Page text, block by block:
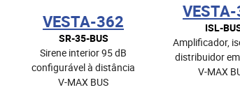
VESTA-362
SR-35-BUS
Sirene interior 95 dB
configurável à distância
V-MAX BUS
ISL-
Amplificador,
distribuidor
V-MAX